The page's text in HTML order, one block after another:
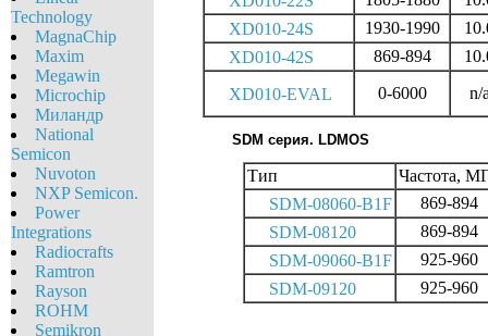
Technology
MagnaChip
Maxim
Megawin
Microchip
Миландр
National
Semicon
Nuvoton
NXP Semicon.
Power
Integrations
Radiocrafts
Ramtron
Rayson
ROHM
Semikron
XD010-24S
1930-1990
XD010-42S
869-894
XD010-EVAL 0-6000 n/
SDM серия. LDMOS
Тип
Частота,
SDM-08060-B1F
869-894
SDM-08120
869-894
SDM-09060-B1F
925-960
SDM-09120
925-960